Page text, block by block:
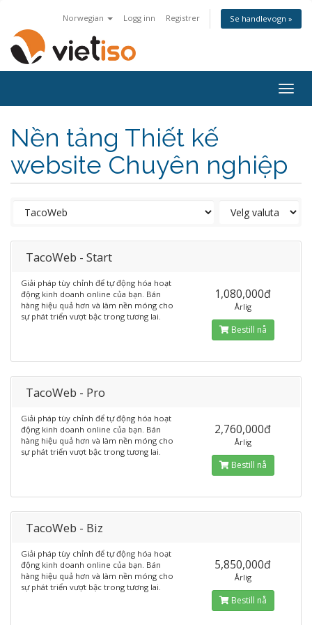
Norwegian Logg inn Registrer Se handlevogn »
Nền tảng Thiết kế
website Chuyên nghiệp
TacoWeb - Start
Giải pháp tùy chỉnh để tự động hóa hoạt
động kinh doanh online của bạn. Bán
hàng hiệu quả hơn và làm nền móng cho
sự phát triển vượt bậc trong tương lai.
1,080,000đ
Årlig
Bestill nå
TacoWeb - Pro
Giải pháp tùy chỉnh để tự động hóa hoạt
động kinh doanh online của bạn. Bán
hàng hiệu quả hơn và làm nền móng cho
sự phát triển vượt bậc trong tương lai.
2,760,000đ
Årlig
Bestill nå
TacoWeb - Biz
Giải pháp tùy chỉnh để tự động hóa hoạt
động kinh doanh online của bạn. Bán
hàng hiệu quả hơn và làm nền móng cho
sự phát triển vượt bậc trong tương lai.
5,850,000đ
Årlig
Bestill nå